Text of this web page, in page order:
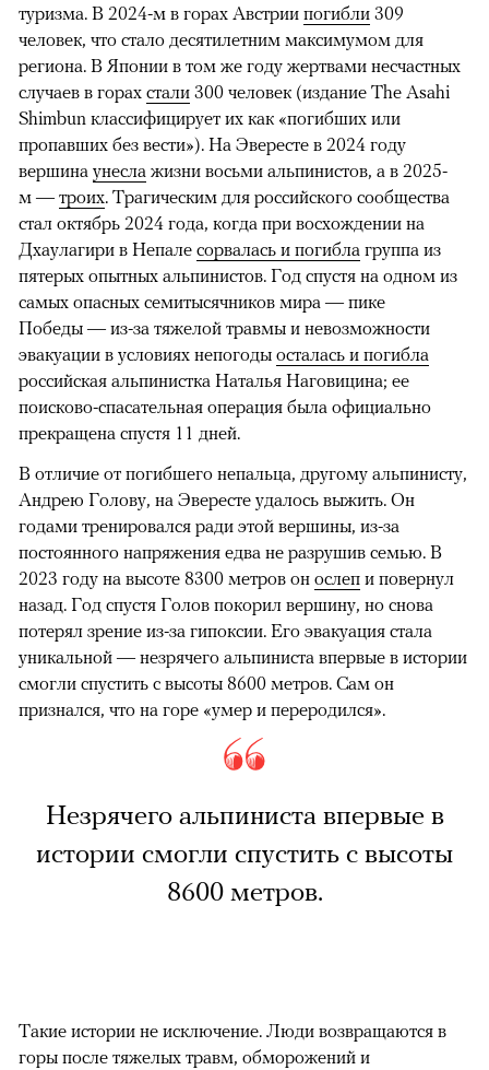
туризма. В 2024-м в горах Австрии погибли 309
человек, что стало десятилетним максимумом для
региона. В Японии в том же году жертвами несчастных
случаев в горах стали 300 человек (издание The Asahi
Shimbun классифицирует их как «погибших или
пропавших без вести»). На Эвересте в 2024 году
вершина унесла жизни восьми альпинистов, а в 2025-
м — троих. Трагическим для российского сообщества
стал октябрь 2024 года, когда при восхождении на
Дхаулагири в Непале сорвалась и погибла группа из
пятерых опытных альпинистов. Год спустя на одном из
самых опасных семитысячников мира — пике
Победы — из-за тяжелой травмы и невозможности
эвакуации в условиях непогоды осталась и погибла
российская альпинистка Наталья Наговицина; ее
поисково-спасательная операция была официально
прекращена спустя 11 дней.
В отличие от погибшего непальца, другому альпинисту,
Андрею Голову, на Эвересте удалось выжить. Он
годами тренировался ради этой вершины, из-за
постоянного напряжения едва не разрушив семью. В
2023 году на высоте 8300 метров он ослеп и повернул
назад. Год спустя Голов покорил вершину, но снова
потерял зрение из-за гипоксии. Его эвакуация стала
уникальной — незрячего альпиниста впервые в истории
смогли спустить с высоты 8600 метров. Сам он
признался, что на горе «умер и переродился».
Незрячего альпиниста впервые в
истории смогли спустить с высоты
8600 метров.
Такие истории не исключение. Люди возвращаются в
горы после тяжелых травм, обморожений и